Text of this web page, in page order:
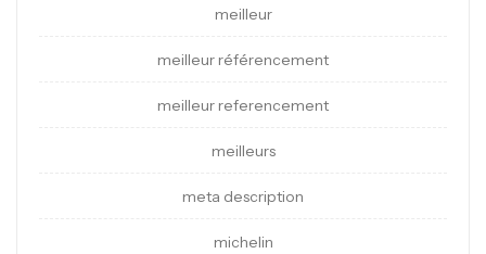
meilleur
meilleur référencement
meilleur referencement
meilleurs
meta description
michelin